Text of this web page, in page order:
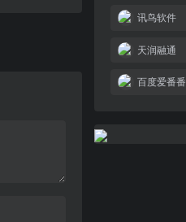
讯鸟软件
天润融通
百度爱番番